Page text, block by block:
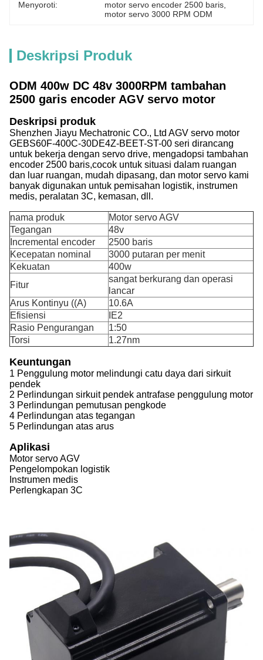
Menyoroti: motor servo encoder 2500 baris
motor servo 3000 RPM ODM
Deskripsi Produk
ODM 400w DC 48v 3000RPM tambahan
2500 garis encoder AGV servo motor
Deskripsi produk
Shenzhen Jiayu Mechatronic CO., Ltd AGV servo motor
GEBS60F-400C-30DE4Z-BEET-ST-00 seri dirancang
untuk bekerja dengan servo drive, mengadopsi tambahan
encoder 2500 baris,cocok untuk situasi dalam ruangan
dan luar ruangan, mudah dipasang, dan motor servo kami
banyak digunakan untuk pemisahan logistik, instrumen
medis, peralatan 3C, kemasan, dll.
nama produk
Motor servo AGV
Tegangan
48v
Incremental encoder
2500 baris
Kecepatan nominal
3000 putaran per menit
Kekuatan
400w
Fitur
sangat berkurang dan operasi
lancar
Arus Kontinyu ((A)
10.6A
Efisiensi
IE2
Rasio Pengurangan
1:50
Torsi
1.27nm
Keuntungan
1 Penggulung motor melindungi catu daya dari sirkuit
pendek
2 Perlindungan sirkuit pendek antrafase penggulung motor
3 Perlindungan pemutusan pengkode
4 Perlindungan atas tegangan
5 Perlindungan atas arus
Aplikasi
Motor servo AGV
Pengelompokan logistik
Instrumen medis
Perlengkapan 3C